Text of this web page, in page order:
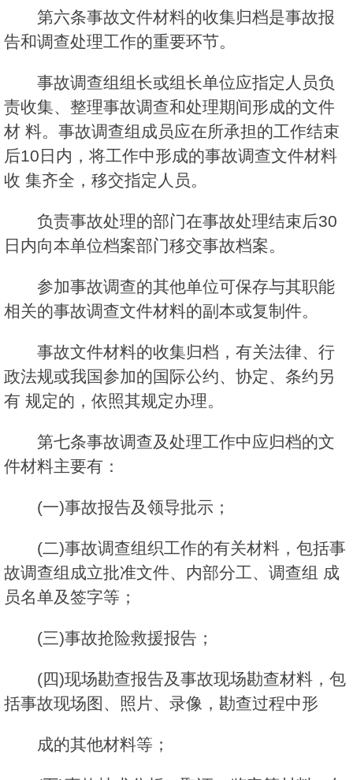
第六条事故文件材料的收集归档是事故报
告和调查处理工作的重要环节。
事故调查组组长或组长单位应指定人员负
责收集、整理事故调查和处理期间形成的文件
材 料。事故调查组成员应在所承担的工作结束
后10日内，将工作中形成的事故调查文件材料
收 集齐全，移交指定人员。
负责事故处理的部门在事故处理结束后30
日内向本单位档案部门移交事故档案。
参加事故调查的其他单位可保存与其职能
相关的事故调查文件材料的副本或复制件。
事故文件材料的收集归档，有关法律、行
政法规或我国参加的国际公约、协定、条约另
有 规定的，依照其规定办理。
第七条事故调查及处理工作中应归档的文
件材料主要有：
(一)事故报告及领导批示；
(二)事故调查组织工作的有关材料，包括事
故调查组成立批准文件、内部分工、调查组 成
员名单及签字等；
(三)事故抢险救援报告；
(四)现场勘查报告及事故现场勘查材料，包
括事故现场图、照片、录像，勘查过程中形
成的其他材料等；